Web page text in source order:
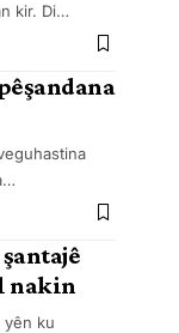
kir. Di…
…
nakin
yên ku